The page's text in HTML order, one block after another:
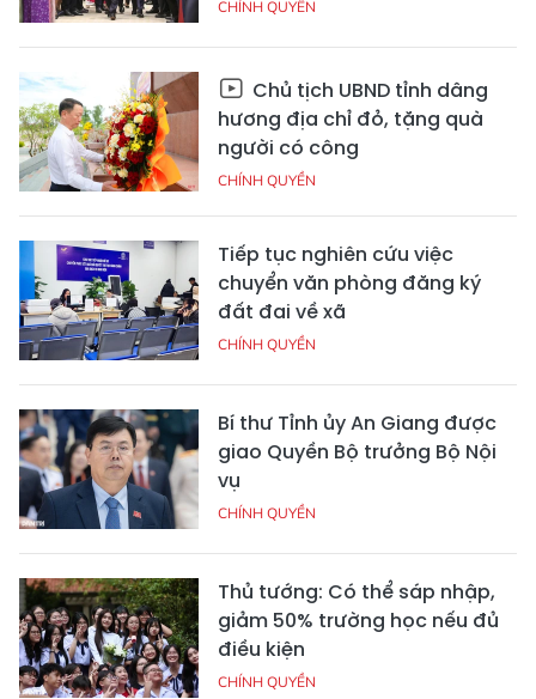
CHÍNH QUYỀN
Chủ tịch UBND tỉnh dâng
hương địa chỉ đỏ, tặng quà
người có công
CHÍNH QUYỀN
Tiếp tục nghiên cứu việc
chuyển văn phòng đăng ký
đất đai về xã
CHÍNH QUYỀN
Bí thư Tỉnh ủy An Giang được
giao Quyền Bộ trưởng Bộ Nội
vụ
CHÍNH QUYỀN
Thủ tướng: Có thể sáp nhập,
giảm 50% trường học nếu đủ
điều kiện
CHÍNH QUYỀN